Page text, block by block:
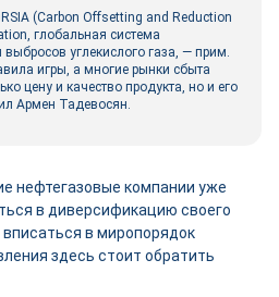
(Carbon Offsetting and Reduction
глобальная система
углекислого газа, — прим.
игры, а многие рынки сбыта
цену и качество продукта, но и его
Армен Тадевосян.
нефтегазовые компании уже
в диверсификацию своего
в миропорядок
здесь стоит обратить